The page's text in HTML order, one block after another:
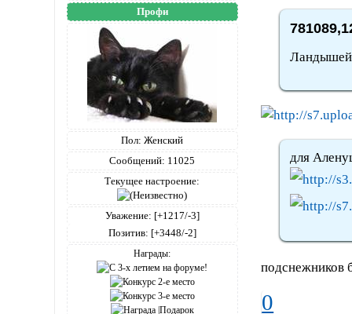
Профи
Пол: Женский
Сообщений: 11025
Текущее настроение:
Уважение: [+1217/-3]
Позитив: [+3448/-2]
Награды:
для
подснежников
0